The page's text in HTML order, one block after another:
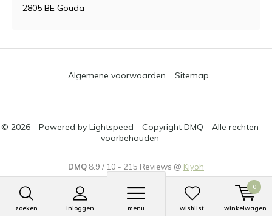
zoeken inloggen menu wishlist winkelwagen
0
2805 BE Gouda
© 2026 - Powered by Lightspeed - Copyright DMQ - Alle rechten
voorbehouden
Algemene voorwaarden Sitemap
DMQ 8.9 / 10 - 215 Reviews @ Kiyoh